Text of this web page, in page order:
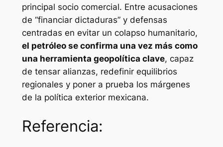
principal socio comercial. Entre acusaciones
de “financiar dictaduras” y defensas
centradas en evitar un colapso humanitario,
el petróleo se confirma una vez más como
una herramienta geopolítica clave, capaz
de tensar alianzas, redefinir equilibrios
regionales y poner a prueba los márgenes
de la política exterior mexicana.
Referencia: